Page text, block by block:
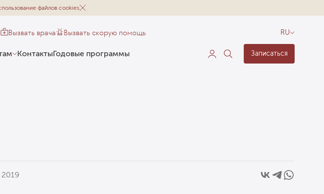
файлов cookies
Вызвать врача Вызвать скорую помощь RU
КонтактыГодовые программы Записаться
2019